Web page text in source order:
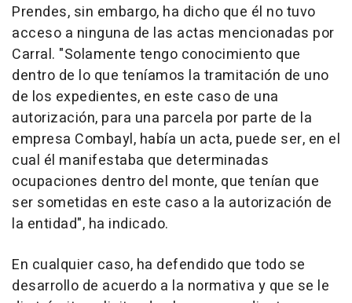
Prendes, sin embargo, ha dicho que él no tuvo
acceso a ninguna de las actas mencionadas por
Carral. "Solamente tengo conocimiento que
dentro de lo que teníamos la tramitación de uno
de los expedientes, en este caso de una
autorización, para una parcela por parte de la
empresa Combayl, había un acta, puede ser, en el
cual él manifestaba que determinadas
ocupaciones dentro del monte, que tenían que
ser sometidas en este caso a la autorización de
la entidad", ha indicado.
En cualquier caso, ha defendido que todo se
desarrollo de acuerdo a la normativa y que se le